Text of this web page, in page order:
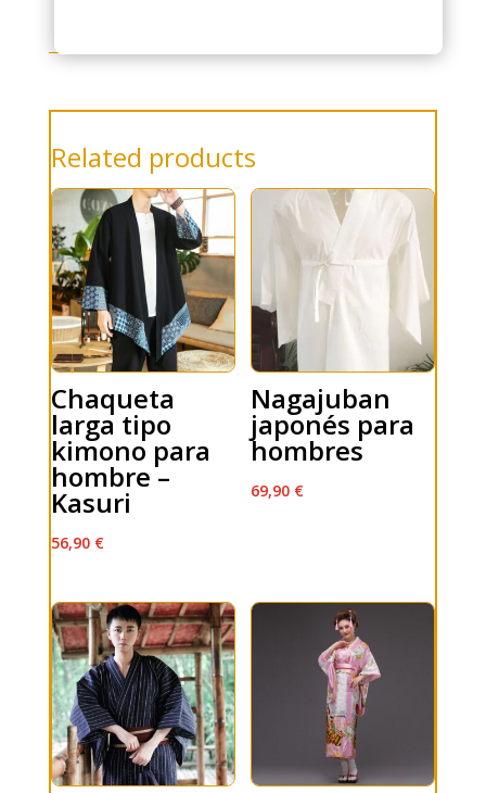
Related products
Chaqueta
larga tipo
kimono para
hombre –
Kasuri
56,90 €
Nagajuban
japonés para
hombres
69,90 €